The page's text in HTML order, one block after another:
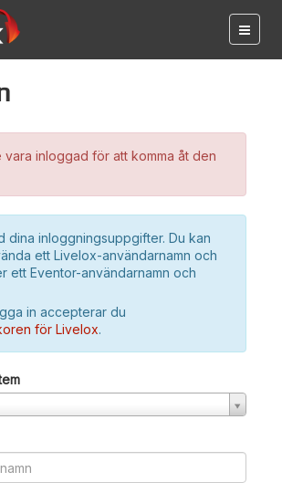
vara inloggad för att komma åt den
dina inloggningsuppgifter. Du kan
ett Livelox-användarnamn och
ett Eventor-användarnamn och
in accepterar du
för Livelox.